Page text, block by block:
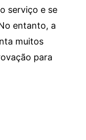
serviço e se
entanto, a
muitos
para